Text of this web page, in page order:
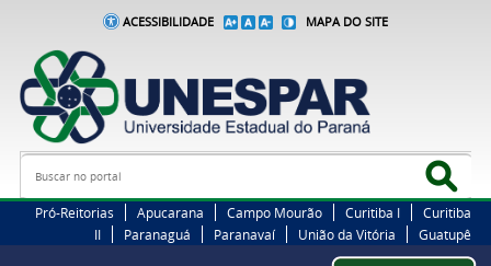
ACESSIBILIDADE MAPA DO SITE
Busca
Pró-Reitorias Apucarana Campo Mourão Curitiba I
Curitiba
II
Paranaguá Paranavaí União da Vitória Guatupê